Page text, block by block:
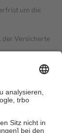
um die
der Versicherte